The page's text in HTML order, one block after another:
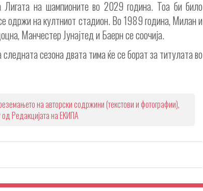
на шампионите во 2029 година. Тоа би било
одржи на култниот стадион. Во 1989 година, Милан и
Манчестер Јунајтед и Баерн се соочија.
сезона двата тима ќе се борат за титулата во
на авторски содржини (текстови и фотографии),
Редакцијата на ЕКИПА